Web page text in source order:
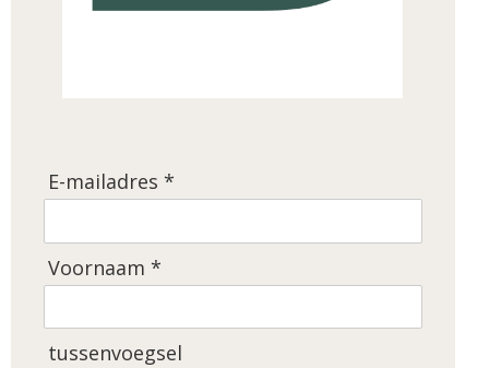
E-mailadres *
Voornaam *
tussenvoegsel